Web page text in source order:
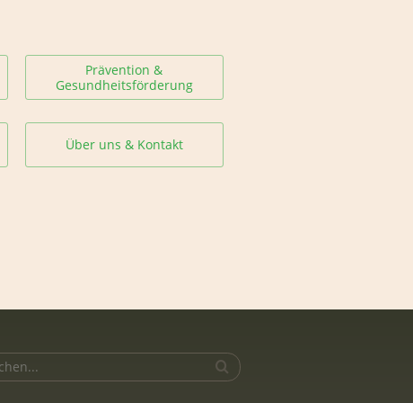
Prävention &
Gesundheitsförderung
Über uns & Kontakt